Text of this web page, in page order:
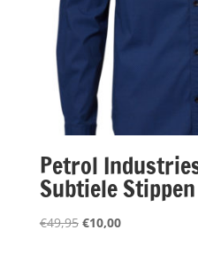
Petrol
Subtiele Stippen
€49,95 Oorspronkelijke
€10,00Huidige